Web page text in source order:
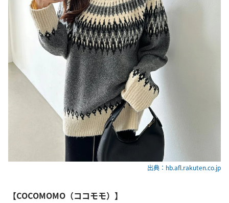
出典：hb.afl.rakuten.co.jp
【COCOMOMO（ココモモ）】